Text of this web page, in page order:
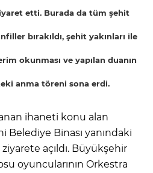
etti. Burada da tüm şehit
bırakıldı, şehit yakınları ile
okunması ve yapılan duanın
anma töreni sona erdi.
ihaneti konu alan
Belediye Binası yanındaki
ziyarete açıldı. Büyükşehir
oyuncularının Orkestra